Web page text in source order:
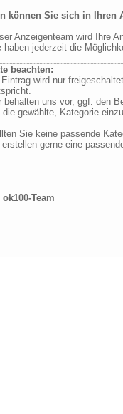
können Sie sich in Ihren
Anzeigenteam wird Ihre
haben jederzeit die
beachten:
Eintrag wird nur
behalten uns vor, ggf. den
die gewählte, Kategorie
Sie keine passende
erstellen gerne eine
ok100-Team